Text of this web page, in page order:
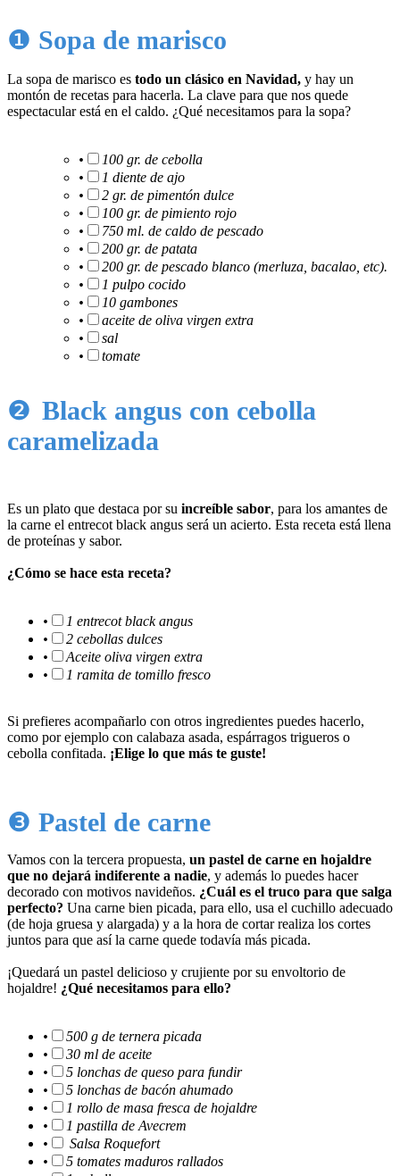
❶ Sopa de marisco
La sopa de marisco es todo un clásico en Navidad, y hay un
montón de recetas para hacerla. La clave para que nos quede
espectacular está en el caldo. ¿Qué necesitamos para la sopa?
•
100 gr. de cebolla
•
1 diente de ajo
•
2 gr. de pimentón dulce
•
100 gr. de pimiento rojo
•
750 ml. de caldo de pescado
•
200 gr. de patata
•
200 gr. de pescado blanco (merluza, bacalao, etc).
•
1 pulpo cocido
•
10 gambones
•
aceite de oliva virgen extra
•
sal
•
tomate
❷ Black angus con cebolla
caramelizada
Es un plato que destaca por su increíble sabor, para los amantes de
la carne el entrecot black angus será un acierto. Esta receta está llena
de proteínas y sabor.
¿Cómo se hace esta receta?
•
1 entrecot black angus
•
2 cebollas dulces
•
Aceite oliva virgen extra
•
1 ramita de tomillo fresco
Si prefieres acompañarlo con otros ingredientes puedes hacerlo,
como por ejemplo con calabaza asada, espárragos trigueros o
cebolla confitada. ¡Elige lo que más te guste!
❸ Pastel de carne
Vamos con la tercera propuesta, un pastel de carne en hojaldre
que no dejará indiferente a nadie, y además lo puedes hacer
decorado con motivos navideños. ¿Cuál es el truco para que salga
perfecto? Una carne bien picada, para ello, usa el cuchillo adecuado
(de hoja gruesa y alargada) y a la hora de cortar realiza los cortes
juntos para que así la carne quede todavía más picada.
¡Quedará un pastel delicioso y crujiente por su envoltorio de
hojaldre! ¿Qué necesitamos para ello?
•
500 g de ternera picada
•
30 ml de aceite
•
5 lonchas de queso para fundir
•
5 lonchas de bacón ahumado
•
1 rollo de masa fresca de hojaldre
•
1 pastilla de Avecrem
•
Salsa Roquefort
•
5 tomates maduros rallados